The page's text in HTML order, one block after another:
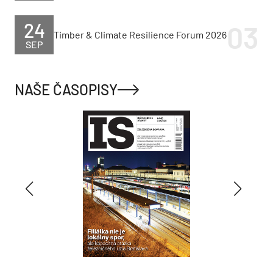
SEP
24 Timber & Climate Resilience Forum 2026
NAŠE ČASOPISY